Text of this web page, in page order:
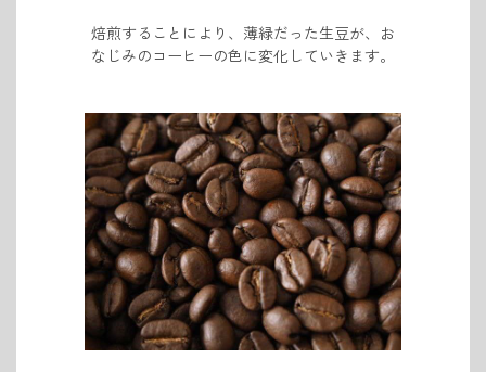
焙煎することにより、薄緑だった生豆が、お
なじみのコーヒーの色に変化していきます。